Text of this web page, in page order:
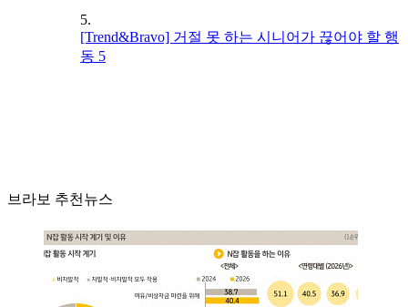
5.
[Trend&Bravo] 거절 못 하는 시니어가 끊어야 할 행
동 5
브라보 추천뉴스